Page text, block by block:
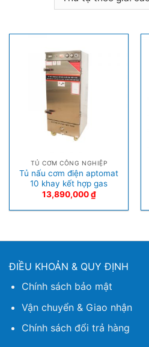
TỦ CƠM CÔNG NGHIỆP
Tủ nấu cơm điện aptomat
10 khay kết hợp gas
13,890,000₫
ĐIỀU KHOẢN & QUY ĐỊNH
Chính sách bảo mật
Vận chuyển & Giao nhận
Chính sách đổi trả hàng